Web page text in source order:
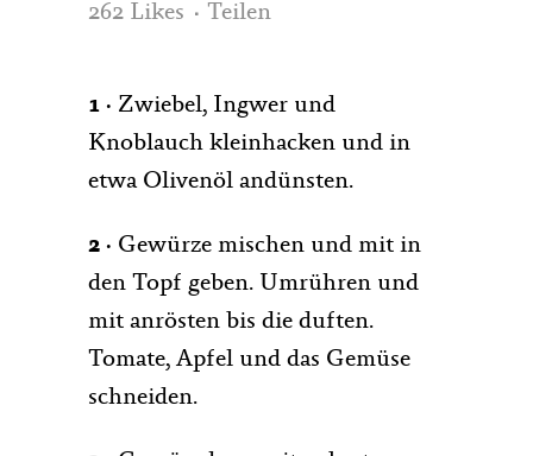
262 Likes Teilen
1 · Zwiebel, Ingwer und
Knoblauch kleinhacken und in
etwa Olivenöl andünsten.
2 · Gewürze mischen und mit in
den Topf geben. Umrühren und
mit anrösten bis die duften.
Tomate, Apfel und das Gemüse
schneiden.